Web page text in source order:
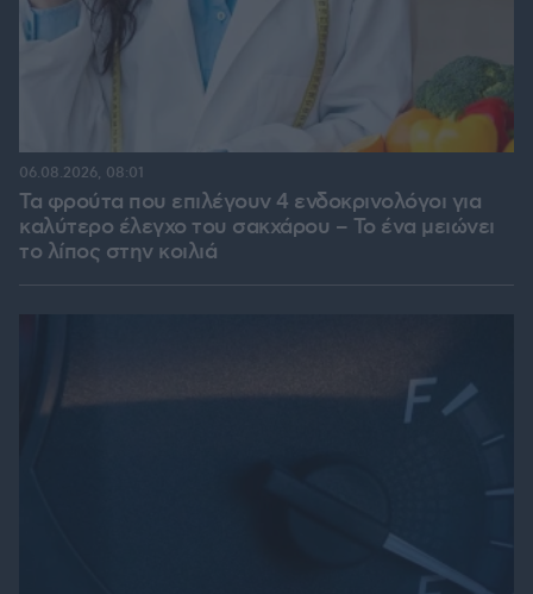
Τα φρούτα που επιλέγουν 4 ενδοκρινολόγοι για
καλύτερο έλεγχο του σακχάρου – Το ένα μειώνει
το λίπος στην κοιλιά
06.08.2026, 08:01